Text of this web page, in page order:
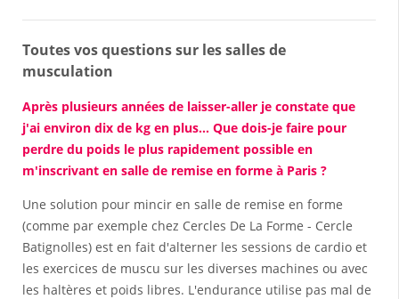
Toutes vos questions sur les salles de
musculation
Après plusieurs années de laisser-aller je constate que
j'ai environ dix de kg en plus... Que dois-je faire pour
perdre du poids le plus rapidement possible en
m'inscrivant en salle de remise en forme à Paris ?
Une solution pour mincir en salle de remise en forme
(comme par exemple chez Cercles De La Forme - Cercle
Batignolles) est en fait d'alterner les sessions de cardio et
les exercices de muscu sur les diverses machines ou avec
les haltères et poids libres. L'endurance utilise pas mal de